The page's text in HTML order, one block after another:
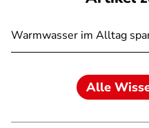
Warmwasser im Alltag
Alle